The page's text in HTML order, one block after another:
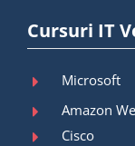
Cursuri IT
Microsoft
Amazon
Cisco